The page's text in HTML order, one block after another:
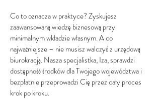
Co to oznacza w praktyce? Zyskujesz
zaawansowaną wiedzę biznesową przy
minimalnym wkładzie własnym. A co
najważniejsze – nie musisz walczyć z urzędową
biurokracją. Nasza specjalistka, Iza, sprawdzi
dostępność środków dla Twojego województwa i
bezpłatnie przeprowadzi Cię przez cały proces
krok po kroku.